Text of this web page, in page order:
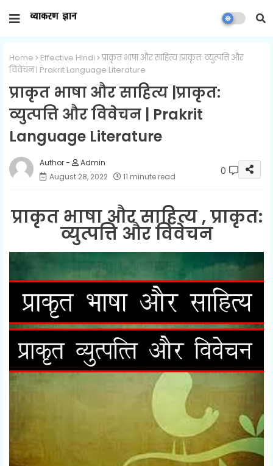
Home Effective Hindi
प्राकृत भाषा और साहित्य |प्राकृत: व्युत्पत्ति और
विवेचन | Prakrit Language Literature
प्राकृत भाषा और साहित्य |प्राकृत:
व्युत्पत्ति और विवेचन | Prakrit
Language Literature
Admin
August 28, 2022
11 minute read 0
प्राकृत भाषा और साहित्य , प्राकृत:
व्युत्पत्ति और विवेचन